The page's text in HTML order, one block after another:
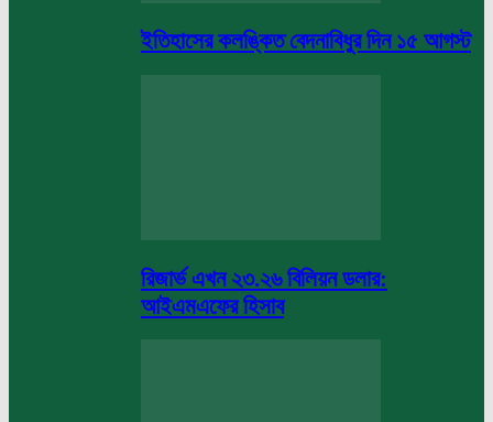
ইতিহাসের কলঙ্কিত বেদনাবিধুর দিন ১৫ আগস্ট
রিজার্ভ এখন ২৩.২৬ বিলিয়ন ডলার:
আইএমএফের হিসাব